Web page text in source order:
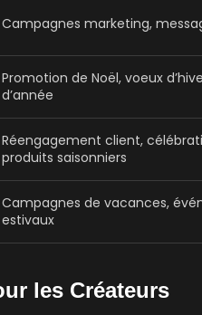
Campagnes marketing,
Promotion de Noël, voeux
d’année
Réengagement client,
produits saisonniers
Campagnes de vacances,
estivaux
les Créateurs